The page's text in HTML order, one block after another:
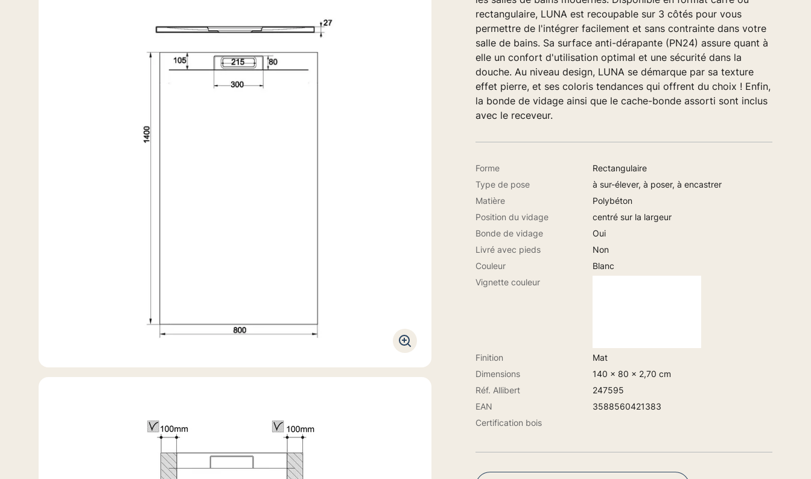
rectangulaire, LUNA est recoupable sur 3 côtés pour vous
permettre de l'intégrer facilement et sans contrainte dans votre
salle de bains. Sa surface anti-dérapante (PN24) assure quant à
elle un confort d'utilisation optimal et une sécurité dans la
douche. Au niveau design, LUNA se démarque par sa texture
effet pierre, et ses coloris tendances qui offrent du choix ! Enfin,
la bonde de vidage ainsi que le cache-bonde assorti sont inclus
avec le receveur.
Forme
Rectangulaire
Type de pose
à sur-élever, à poser, à encastrer
Matière
Polybéton
Position du vidage
centré sur la largeur
Bonde de vidage
Oui
Livré avec pieds
Non
Couleur
Blanc
Vignette couleur
Finition
Mat
Dimensions
140 x 80 x 2,70 cm
Réf. Allibert
247595
EAN
3588560421383
Certification bois